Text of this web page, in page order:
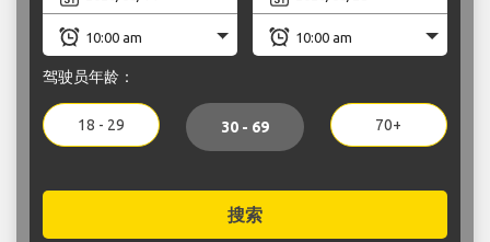
驾驶员年龄：
18 - 29 30 - 69 70+
搜索